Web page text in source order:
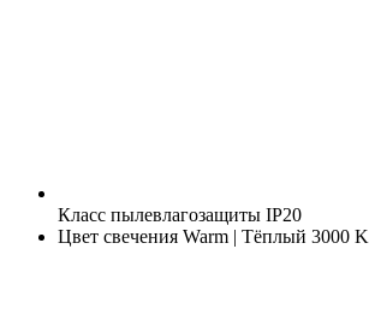
Класс пылевлагозащиты IP20
Цвет свечения Warm | Тёплый 3000 K